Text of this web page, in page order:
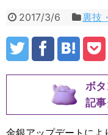
2017/3/6 裏技
ボ
記
金銀アップデートによ